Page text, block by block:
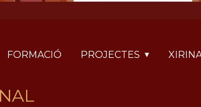
FORMACIÓ PROJECTES